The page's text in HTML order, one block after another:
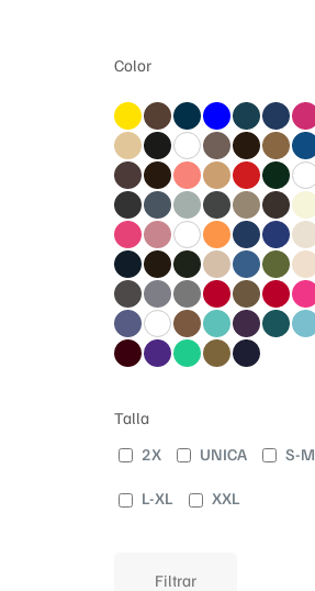
Color
Talla
2X
UNICA S-M
L-XL XXL
Filtrar